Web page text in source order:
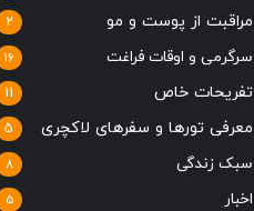
مراقبت از پوست و مو 2
سرگرمی و اوقات فراغت 16
تفریحات خاص 11
معرفی تورها و سفرهای لاکچری 5
سبک زندگی 8
اخبار 5